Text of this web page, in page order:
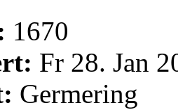
1670
Fr 28. Jan
Germering